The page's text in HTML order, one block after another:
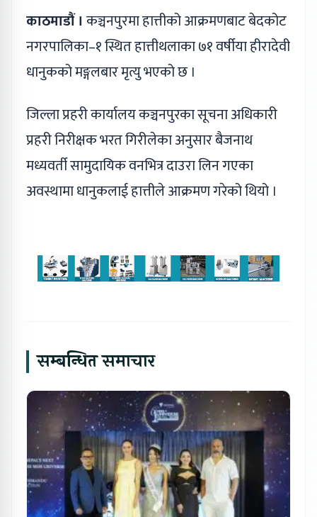
काठमाडौं । कञ्चनपुरमा हात्तीको आक्रमणबाट बेदकोट
नगरपालिका–१ स्थित हात्तीथलाका ७१ वर्षीया हीरादेवी
धानुकको मङ्गलबार मृत्यु भएको छ ।
जिल्ला प्रहरी कार्यालय कञ्चनपुरका सूचना अधिकारी
प्रहरी निरीक्षक भरत गिरीलेका अनुसार बैजनाथ
मध्यवर्ती सामुदायिक वनभित्र दाउरा लिन गएका
अवस्थामा धानुकलाई हात्तीले आक्रमण गरेको थियो ।
सम्बन्धित समाचार